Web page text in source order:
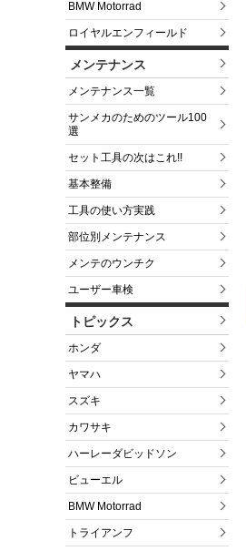
BMW Motorrad
ロイヤルエンフィールド
メンテナンス
メンテナンス一覧
サンメカのためのツール100
選
セット工具の次はこれ!!
基本整備
工具の使い方実践
部位別メンテナンス
メンテのウンチク
ユーザー車検
トピックス
ホンダ
ヤマハ
スズキ
カワサキ
ハーレーダビッドソン
ビューエル
BMW Motorrad
トライアンフ